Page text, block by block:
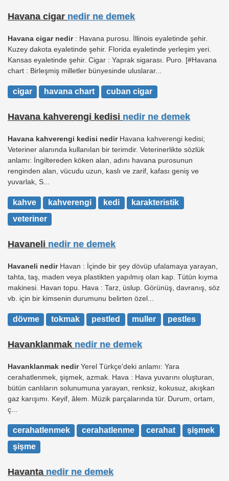
Havana cigar nedir ne demek
Havana cigar nedir: Havana purosu. İllinois eyaletinde şehir.
Kuzey dakota eyaletinde şehir. Florida eyaletinde yerleşim yeri.
Kansas eyaletinde şehir. Cigar : Yaprak sigarası. Puro. [#Havana
chart : Birleşmiş milletler bünyesinde uluslarar...
cigar havana chart cuban cigar
Havana kahverengi kedisi nedir ne demek
Havana kahverengi kedisi nedirHavana kahverengi kedisi;
Veteriner alanında kullanılan bir terimdir. Veterinerlikte sözlük
anlamı: İngiltereden köken alan, adını havana purosunun
renginden alan, vücudu uzun, kaslı ve zarif, kafası geniş ve
yuvarlak, S...
kahve kahverengi kedi
karakteristik
veteriner
Havaneli nedir ne demek
Havaneli nedirHavan : İçinde bir şey dövüp ufalamaya yarayan,
tahta, taş, maden veya plastikten yapılmış olan kap. Tütün kıyma
makinesi. Havan topu. Hava : Tarz, üslup. Görünüş, davranış, söz
vb. için bir kimsenin durumunu belirten özel...
dövme tokmak pestled muller pestles
Havanklanmak nedir ne demek
Havanklanmak nedirYerel Türkçe'deki anlamı: Yara
cerahatlenmek, şişmek, azmak. Hava : Hava yuvarını oluşturan,
bütün canlıların solunumuna yarayan, renksiz, kokusuz, akışkan
gaz karışımı. Keyif, âlem. Müzik parçalarında tür. Durum, ortam,
ç...
cerahatlenmek cerahatlenme cerahat
şişmek
şişme
Havanta nedir ne demek